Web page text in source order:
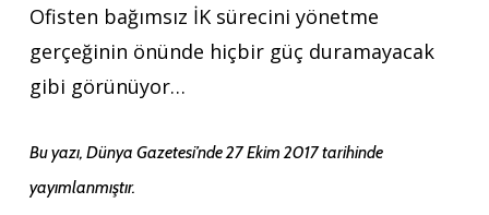
Ofisten bağımsız İK sürecini yönetme
gerçeğinin önünde hiçbir güç duramayacak
gibi görünüyor…
Bu yazı, Dünya Gazetesi’nde 27 Ekim 2017 tarihinde
yayımlanmıştır.